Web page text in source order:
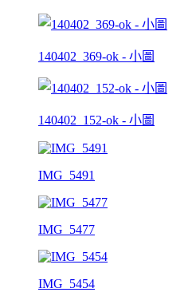
140402_369-ok - 小圖
140402_152-ok - 小圖
IMG_5491
IMG_5477
IMG_5454